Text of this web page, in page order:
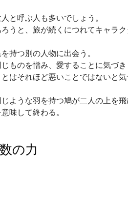
と呼ぶ人も多いでしょう。
うと、旅が続くにつれてキャラク
持つ別の人物に出会う。
ものを憎み、愛することに気づき
はそれほど悪いことではないと気
ような羽を持つ鳩が二人の上を
味して終わる。
数の力